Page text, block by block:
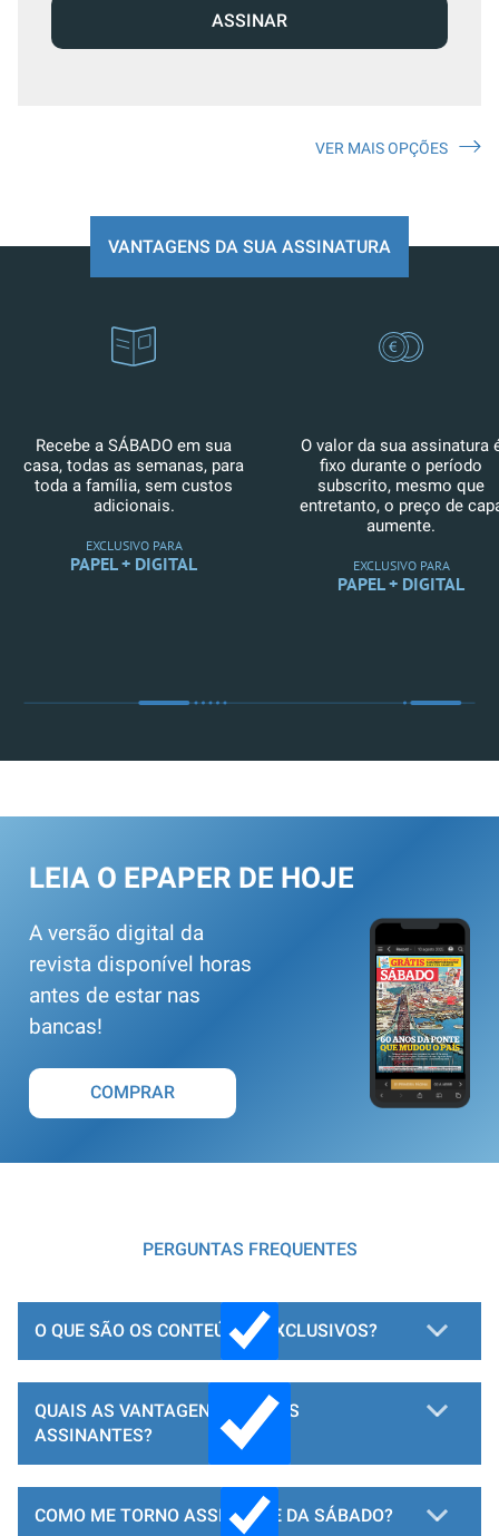
ASSINAR
VER MAIS OPÇÕES
VANTAGENS DA SUA ASSINATURA
Recebe a SÁBADO em sua
casa, todas as semanas, para
toda a família, sem custos
adicionais.
EXCLUSIVO PARA
PAPEL + DIGITAL
O valor da sua assinatura
fixo durante o período
subscrito, mesmo que
entretanto, o preço de
aumente.
EXCLUSIVO PARA
PAPEL + DIGITAL
LEIA O EPAPER DE HOJE
A versão digital da
revista disponível horas
antes de estar nas
bancas!
COMPRAR
PERGUNTAS FREQUENTES
O QUE SÃO OS CONTEÚDOS EXCLUSIVOS?
QUAIS AS VANTAGENS PARA OS
ASSINANTES?
COMO ME TORNO ASSINANTE DA SÁBADO?